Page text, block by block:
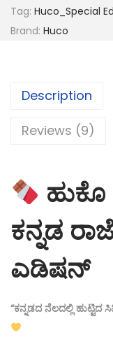
Tag: Huco_Special
Brand: Huco
Description
Reviews (9)
ಕನ್ನಡ
ಎಡಿಷನ್
“ಕನ್ನಡದ ನೆಲದಲ್ಲಿ